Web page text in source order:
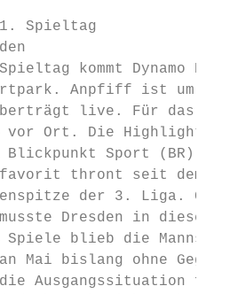
Spieltag
kommt Dynamo
Anpfiff ist um
live. Für das
vor Ort. Die Highlights
Blickpunkt Sport (BR).
thront seit dem
der 3. Liga.
Dresden in dieser
Spiele blieb die
Mai bislang ohne
Ausgangssituation